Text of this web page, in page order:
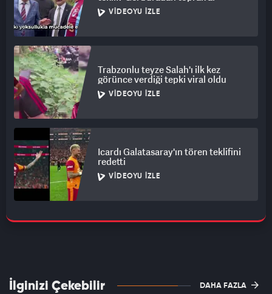
VIDEOYU İZLE
Trabzonlu teyze Salah'ı ilk kez
görünce verdiği tepki viral oldu
VIDEOYU İZLE
Icardı Galatasaray'ın tören teklifini
redetti
VIDEOYU İZLE
İlginizi Çekebilir DAHA FAZLA